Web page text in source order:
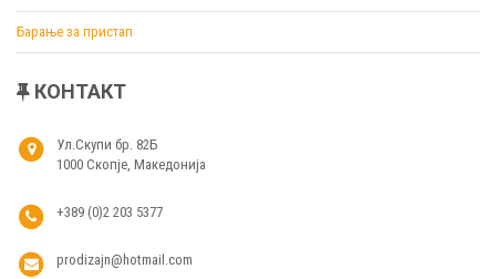
Барање за пристап
КОНТАКТ
Ул.Скупи бр. 82Б
1000 Скопје, Македонија
+389 (0)2 203 5377
prodizajn@hotmail.com